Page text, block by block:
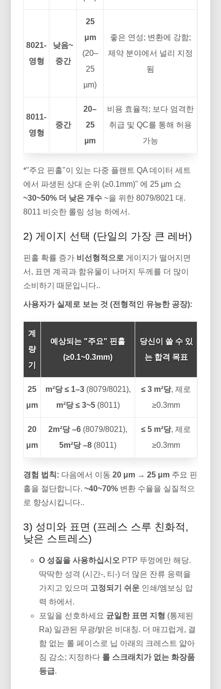
8021-
영형
낮음~
중간
25
μm
(20–
25
µm)
좋은 연성; 변환에 강함;
제약 분야에서 널리 지정
됨
8011-
영형
중간
20–
25
µm
비용 효율적; 보다 엄격한
취급 및 QC를 통해 허용
가능
*"주요 핀홀"이 있는 다중 플랜트 QA 데이터 세트
에서 파생된 상대 순위 (≥0.1mm)" 에 25 µm 쇼
~30~50% 더 낮은 개수 ~을 위한 8079/8021 대.
8011 비슷한 롤링 성능 하에서.
2) 게이지 선택 (단일의 가장 큰 레버)
핀홀 확률 증가 비선형적으로 게이지가 떨어지면
서, 표면 계곡과 함유물이 나머지 두께를 더 많이
소비하기 때문입니다..
사용자가 실제로 보는 것 (전형적인 유능한 공장):
계
량
기
예상되는 "주요" 핀홀
(≥0.1~0.3mm)
당신이 쓸 수 있
는 합격 목표
25
μm
m²당 ≤ 1–3(8079/8021),
m²당 ≤ 3~5(8011)
≤ 3 m²당, 제로
≥0.3mm
20
μm
2m²당 –6 (8079/8021),
5m²당 –8 (8011)
≤ 5 m²당, 제로
≥0.3mm
경험 법칙: 다음에서 이동20 μm → 25 μm 주요 핀
홀을 절단합니다.~40~70% 변환 수율을 실질적으
로 향상시킵니다..
3) 성미와 표면 (프레스 스루 친화적,
낮은 스트레스)
O 성질을 사용하십시오 PTP 뚜껑에만 해당.
딱딱한 성격 (시간-, 티-) 더 많은 잔류 응력을
가지고 있으며 고정되기 쉬운 인쇄/엠보싱 압
력 하에서.
포일을 선호하세요 균일한 표면 지형 (통제된
Ra) 일관된 무광/밝은 비대칭. 더 매끄럽게, 결
함 없는 롤 페이스로 닙 아래의 크레스트 얇아
짐 감소; 지정하다 롤 스크래치가 없는 화장품
등급.